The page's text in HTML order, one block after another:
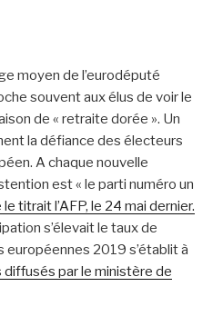
moyen de l’eurodéputé
souvent aux élus de voir le
de « retraite dorée ». Un
la défiance des électeurs
A chaque nouvelle
est « le parti numéro un
titrait l’AFP, le 24 mai dernier.
s’élevaitle taux de
européennes 2019 s’établit à
par le ministère de